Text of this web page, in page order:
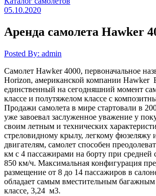
05.10.2020
Аренда самолета Hawker
Posted By: admin
Самолет Hawker 4000, первоначальное
Horizon, американской компании Hawker
единственный на сегодняшний момент
классе и полутяжелом классе с
Продажи самолета в мире стартовали в
уже завоевал заслуженное уважение у
своим летным и технических
стреловидному крылу, легкому
двигателям, самолет способен
км с 4 пассажирами на борту при средней
850 км/ч. Максимальная конфигурация
размещение от 8 до 14 пассажиров в
обладает самым вместительным багажным
классе, 3,24 м3.